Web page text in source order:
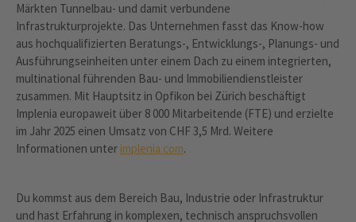
Märkten Tunnelbau- und damit verbundene
Infrastrukturprojekte. Das Unternehmen fasst das Know-how
aus hochqualifizierten Beratungs-, Entwicklungs-, Planungs- und
Ausführungseinheiten unter einem Dach zu einem integrierten,
multinational führenden Bau- und Immobiliendienstleister
zusammen. Mit Hauptsitz in Opfikon bei Zürich beschäftigt
Implenia europaweit über 8 000 Mitarbeitende (FTE) und erzielte
im Jahr 2025 einen Umsatz von CHF 3,5 Mrd. Weitere
Informationen unter implenia.com.
Du kommst aus dem Bereich Bau, Industrie oder Infrastruktur
und hast Erfahrung in komplexen, technisch anspruchsvollen